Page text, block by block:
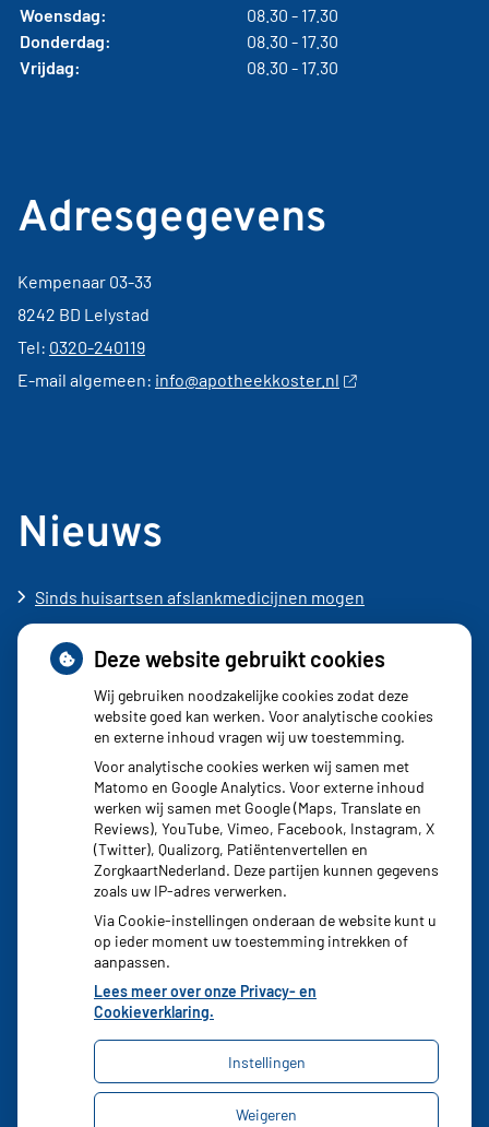
Woensdag:
08.30 - 17.30
Donderdag:
08.30 - 17.30
Vrijdag:
08.30 - 17.30
Adresgegevens
Kempenaar 03-33
8242 BD Lelystad
Tel: 0320-240119
E-mail algemeen: info@apotheekkoster.nl
Nieuws
Sinds huisartsen afslankmedicijnen mogen
voorschrijven, neemt gebruik toe
Schurft sinds corona geen vergeten ziekte meer: aantal
uitbraken fors gestegen
Stoppen met afslankmedicijnen betekent zonder
leefstijlaanpassingen weer gewichtstoename
Kookadvies drinkwater in provincie Utrecht vanwege
besmetting
Terugroepactie babyvoeding Nestlé: bacterie kan baby’s
ziek maken
Uw Zorg Online|Beheer
Deze website gebruikt cookies
Wij gebruiken noodzakelijke cookies zodat deze
website goed kan werken. Voor analytische cookies
en externe inhoud vragen wij uw toestemming.
Voor analytische cookies werken wij samen met
Matomo en Google Analytics. Voor externe inhoud
werken wij samen met Google (Maps, Translate en
Reviews), YouTube, Vimeo, Facebook, Instagram, X
(Twitter), Qualizorg, Patiëntenvertellen en
ZorgkaartNederland. Deze partijen kunnen gegevens
zoals uw IP-adres verwerken.
Via Cookie-instellingen onderaan de website kunt u
op ieder moment uw toestemming intrekken of
aanpassen.
Lees meer over onze Privacy- en
Cookieverklaring.
Instellingen
Weigeren